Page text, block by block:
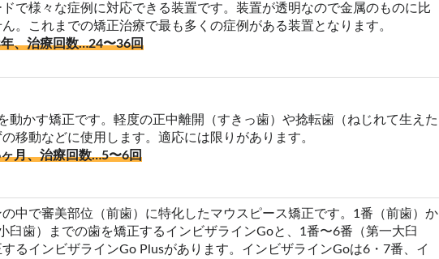
で様々な症例に対応できる装置です。装置が透明なので金属のものに比
。これまでの矯正治療で最も多くの症例がある装置となります。
、治療回数…24〜36回
動かす矯正です。軽度の正中離開（すきっ歯）や捻転歯（ねじれて生えた
移動などに使用します。適応には限りがあります。
月、治療回数…5〜6回
中で審美部位（前歯）に特化したマウスピース矯正です。1番（前歯）か
臼歯）までの歯を矯正するインビザラインGoと、1番〜6番（第一大臼
るインビザラインGo Plusがあります。インビザラインGoは6・7番、イ